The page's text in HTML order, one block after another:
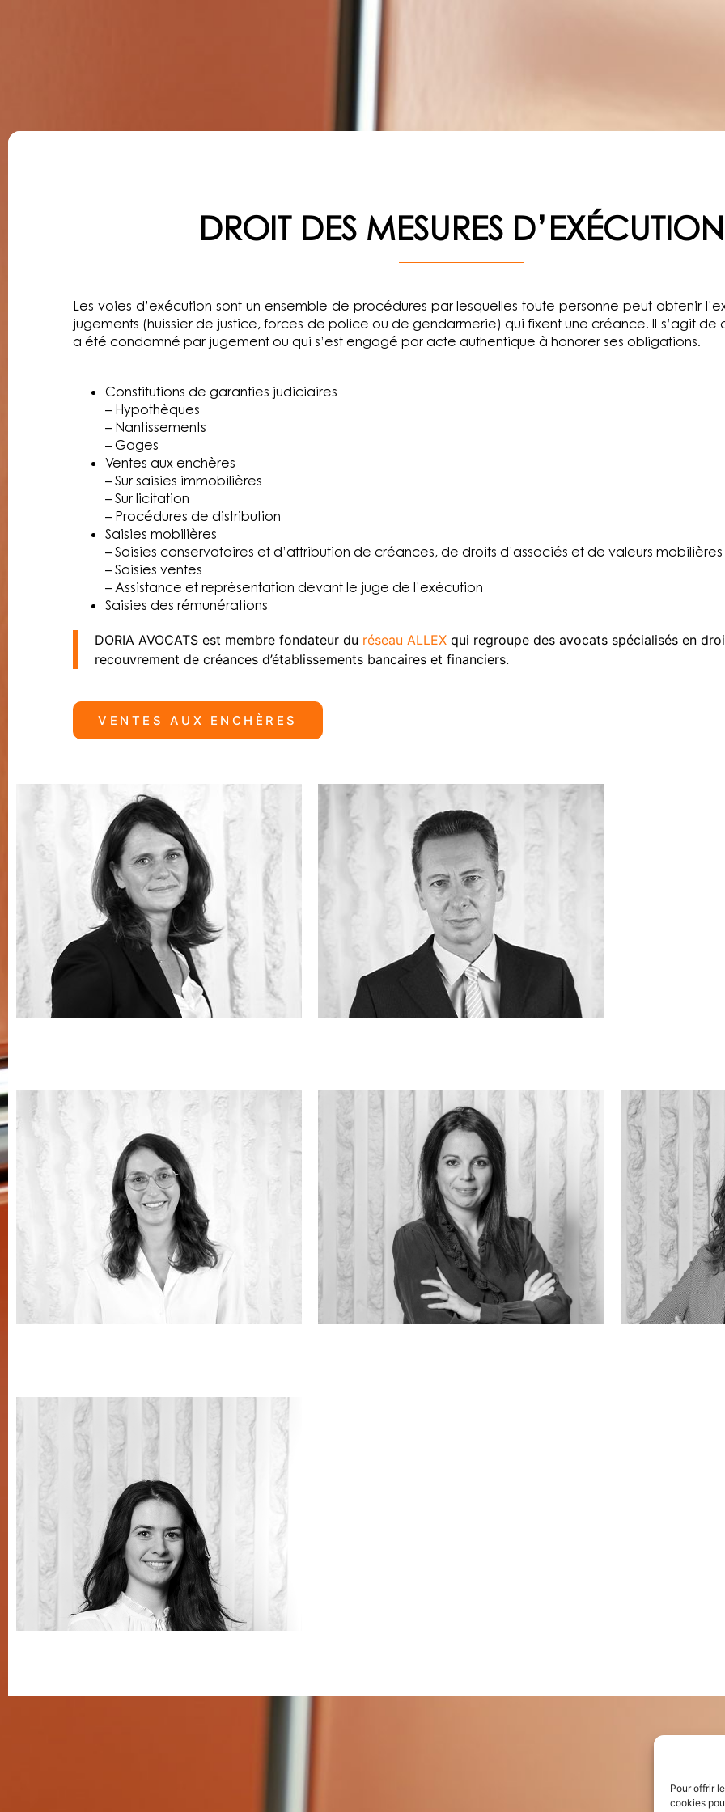
Pour offrir
cookies
Droit des mesures d’exécution
DROIT DES MESURES D’EXÉCUTION
Les voies d’exécution sont un ensemble de procédures par lesquelles toute personne peut obtenir
jugements (huissier de justice, forces de police ou de gendarmerie) qui fixent une créance. Il s’agit de
a été condamné par jugement ou qui s’est engagé par acte authentique à honorer ses obligations.
Constitutions de garanties judiciaires
– Hypothèques
– Nantissements
– Gages
Ventes aux enchères
– Sur saisies immobilières
– Sur licitation
– Procédures de distribution
Saisies mobilières
– Saisies conservatoires et d’attribution de créances, de droits d’associés et de valeurs mobilières
– Saisies ventes
– Assistance et représentation devant le juge de l’exécution
Saisies des rémunérations
DORIA AVOCATS est membre fondateur du réseau ALLEX qui regroupe des avocats spécialisés en
recouvrement de créances d’établissements bancaires et financiers.
VENTES AUX ENCHÈRES
Caroline TREZEGUET
avocate associée
Vincent RIEU
avocat associé
Julia MUSSO Camille GUIRAO
avocate
Lorraine
avocate
Pauline PESCAROU
avocate